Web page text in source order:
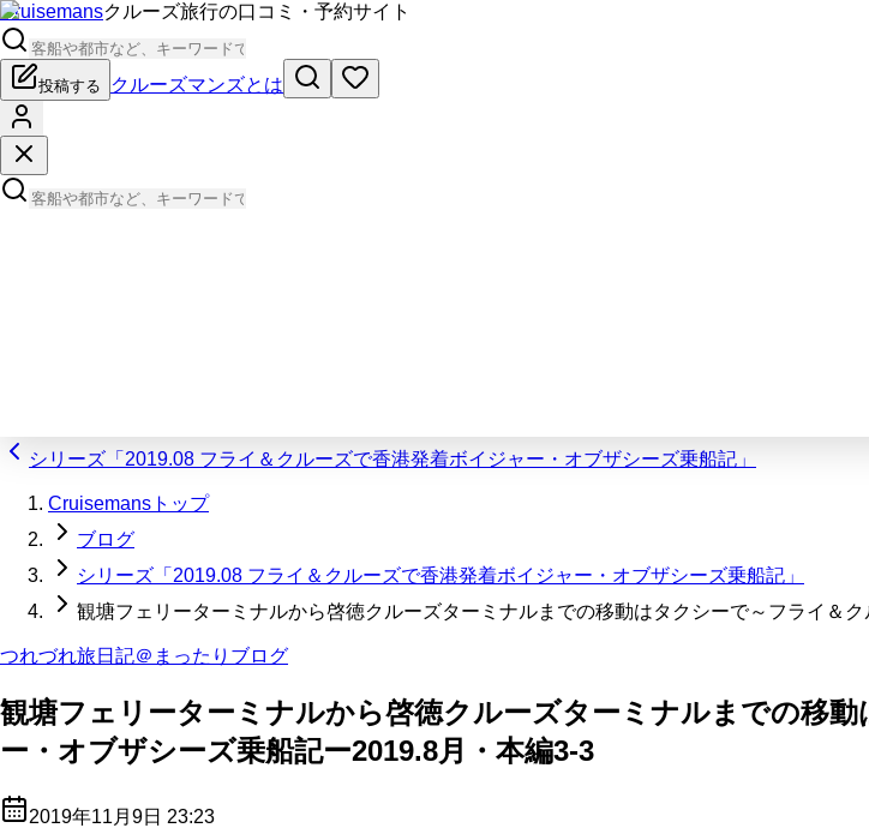
Cruisemansクルーズ旅行の口コミ・予約サイト
投稿する クルーズマンズとは
シリーズ「2019.08 フライ＆クルーズで香港発着ボイジャー・オブザシーズ乗船記」
Cruisemansトップ
ブログ
シリーズ「2019.08 フライ＆クルーズで香港発着ボイジャー・オブザシーズ乗船記」
観塘フェリーターミナルから啓徳クルーズターミナルまでの移動はタクシーで～フライ＆
つれづれ旅日記＠まったりブログ
観塘フェリーターミナルから啓徳クルーズターミナルまでの移
ー・オブザシーズ乗船記ー2019.8月・本編3-3
2019年11月9日 23:23